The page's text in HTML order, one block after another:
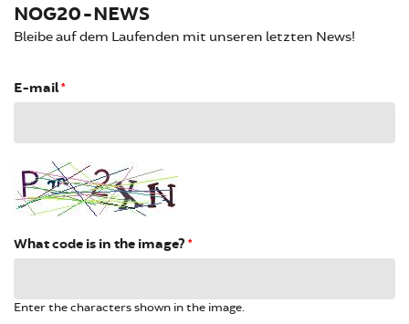
NOG20-NEWS
Bleibe auf dem Laufenden mit unseren letzten News!
E-mail*
What code is in the image? *
Enter the characters shown in the image.